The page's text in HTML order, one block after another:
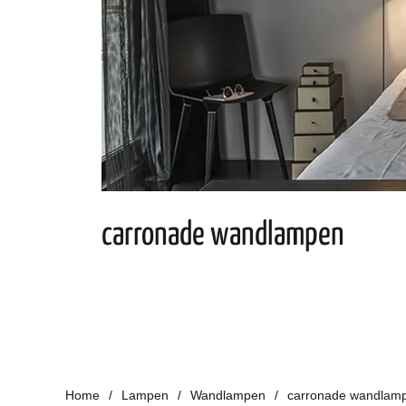
carronade wandlampen
Home Lampen Wandlampen carronade